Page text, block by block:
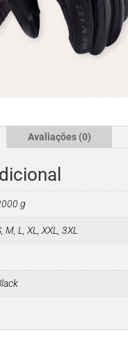
Avaliações (0)
g
M, L, XL, XXL, 3XL